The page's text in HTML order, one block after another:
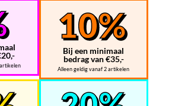
Bij een minimaal
bedrag van €35,-
Alleen geldig vanaf 2 artikelen